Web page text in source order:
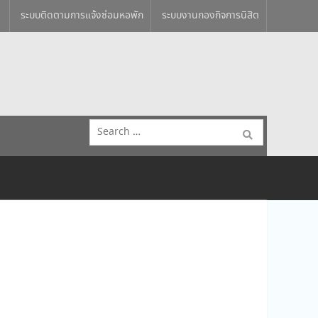
ระบบติดตามการแจ้งซ่อมหอพัก ระบบงานกองกิจการนิสิต
Search
for: